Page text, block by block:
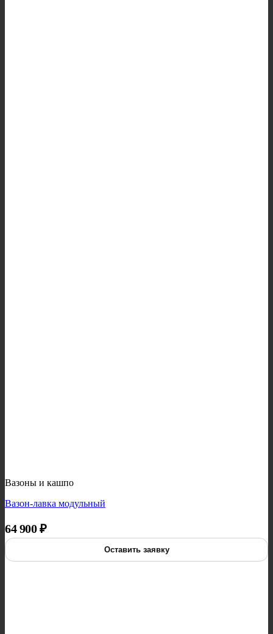
Вазоны и кашпо
Вазон-лавка модульный
64 900₽
Оставить заявку